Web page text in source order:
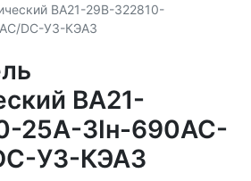
ВА21-29В-322810-
DC-У3-КЭАЗ
ВА21-
25А-3Iн-690AC-
У3-КЭАЗ